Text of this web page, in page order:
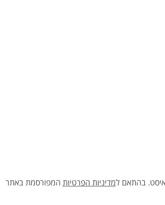
בהתאם למדיניות הפרטיות המפורסמת באתר